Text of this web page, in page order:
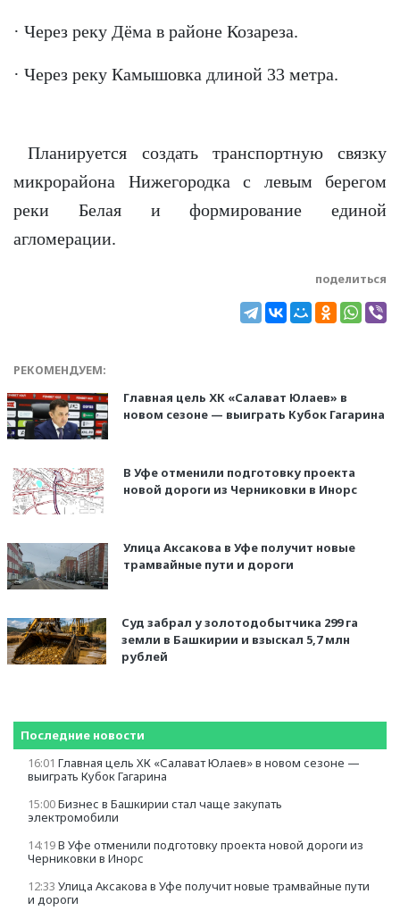
· Через реку Дёма в районе Козареза.
· Через реку Камышовка длиной 33 метра.
Планируется создать транспортную связку
микрорайона Нижегородка с левым берегом
реки Белая и формирование единой
агломерации.
поделиться
РЕКОМЕНДУЕМ:
Главная цель ХК «Салават Юлаев» в
новом сезоне — выиграть Кубок Гагарина
В Уфе отменили подготовку проекта
новой дороги из Черниковки в Инорс
Улица Аксакова в Уфе получит новые
трамвайные пути и дороги
Суд забрал у золотодобытчика 299 га
земли в Башкирии и взыскал 5,7 млн
рублей
Последние новости
16:01 Главная цель ХК «Салават Юлаев» в новом сезоне —
выиграть Кубок Гагарина
15:00Бизнес в Башкирии стал чаще закупать
электромобили
14:19В Уфе отменили подготовку проекта новой дороги из
Черниковки в Инорс
12:33 Улица Аксакова в Уфе получит новые трамвайные пути
и дороги